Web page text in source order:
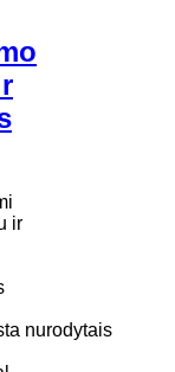
ir
nurodytais